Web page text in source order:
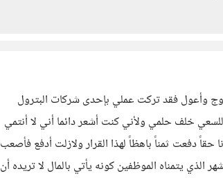
وأعول فقد تركت عملي بإحدى شركات البترول
خلف حلمي ولأني كنت أشعر دائما أني لا أنتمي
دفعت ثمناً باهظاً لهذا القرار ولازلت أدفع فأصعب
يتمناه الموظفين كونه يأتي بالمال لا تريده أن